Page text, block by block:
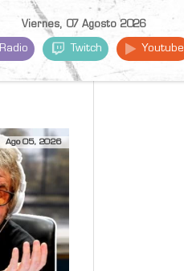
Viernes, 07 Agosto 2026
Radio Twitch Youtube
Ago 05, 2026